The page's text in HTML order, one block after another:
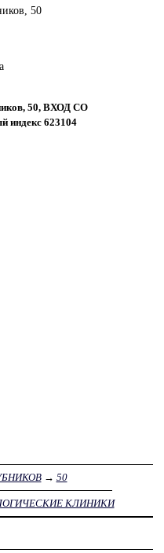
50
50, ВХОД СО
623104
→ 50
КЛИНИКИ